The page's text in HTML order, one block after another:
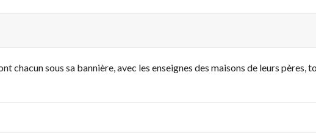
chacun sous sa bannière, avec les enseignes des maisons de leurs pères,